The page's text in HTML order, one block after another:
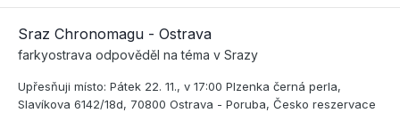
Sraz Chronomagu - Ostrava
farkyostrava odpověděl na téma v Srazy
Upřesňuji místo: Pátek 22. 11., v 17:00 Plzenka černá perla,
Slavíkova 6142/18d, 70800 Ostrava - Poruba, Česko reszervace